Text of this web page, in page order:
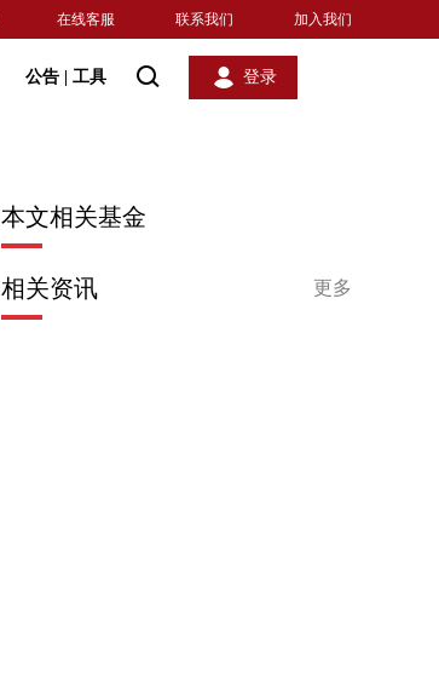
在线客服 联系我们 加入我们
公告 工具 登录
本文相关基金
更多
相关资讯